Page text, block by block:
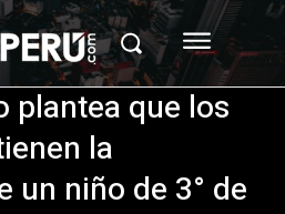
plantea que los
la
un niño de 3° de